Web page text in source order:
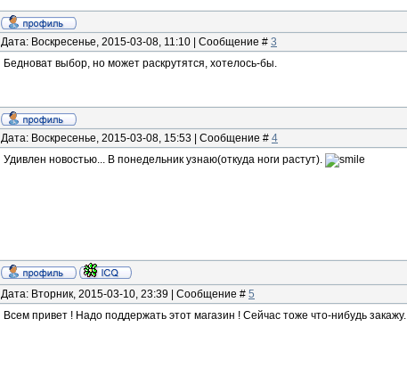
Дата: Воскресенье, 2015-03-08, 11:10 | Сообщение # 3
Бедноват выбор, но может раскрутятся, хотелось-бы.
Дата: Воскресенье, 2015-03-08, 15:53 | Сообщение # 4
Удивлен новостью... В понедельник узнаю(откуда ноги растут).
Дата: Вторник, 2015-03-10, 23:39 | Сообщение # 5
Всем привет ! Надо поддержать этот магазин ! Сейчас тоже что-нибудь закажу.